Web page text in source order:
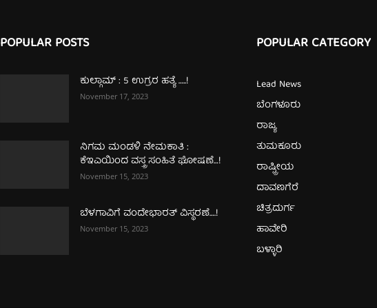
POPULAR POSTS
ಕುಲ್ಗಾಮ್‌ : 5 ಉಗ್ರರ ಹತ್ಯೆ …..!
November 17, 2023
ನಿಗಮ ಮಂಡಳಿ ನೇಮಕಾತಿ :
ಕೆಇಎಯಿಂದ ವಸ್ತ್ರ ಸಂಹಿತೆ ಘೋಷಣೆ…!
November 15, 2023
ಬೆಳಗಾವಿಗೆ ವಂದೇಭಾರತ್‌ ವಿಸ್ಥರಣೆ….!
November 15, 2023
POPULAR CATEGORY
Lead News
ಬೆಂಗಳೂರು
ರಾಜ್ಯ
ತುಮಕೂರು
ರಾಷ್ಟ್ರೀಯ
ದಾವಣಗೆರೆ
ಚಿತ್ರದುರ್ಗ
ಹಾವೇರಿ
ಬಳ್ಳಾರಿ